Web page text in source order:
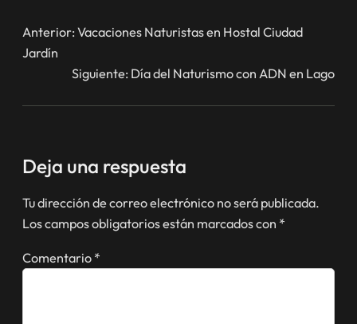
Anterior:Vacaciones Naturistas en Hostal Ciudad
Jardín
Siguiente: Día del Naturismo con ADN en Lago
Deja una respuesta
Tu dirección de correo electrónico no será publicada.
Los campos obligatorios están marcados con *
Comentario *